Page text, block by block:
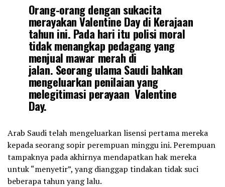
Orang-orang dengan sukacita
merayakan Valentine Day di Kerajaan
tahun ini. Pada hari itu polisi moral
tidak menangkap pedagang yang
menjual mawar merah di
jalan. Seorang ulama Saudi bahkan
mengeluarkan penilaian yang
melegitimasi perayaan Valentine
Day.
Arab Saudi telah mengeluarkan lisensi pertama mereka
kepada seorang sopir perempuan minggu ini. Perempuan
tampaknya pada akhirnya mendapatkan hak mereka
untuk “menyetir”, yang dianggap tindakan tidak suci
beberapa tahun yang lalu.